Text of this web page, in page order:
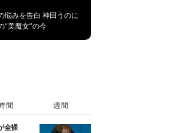
悩みを告白 神田うのに
“美魔女”の今
間 週間
全裸